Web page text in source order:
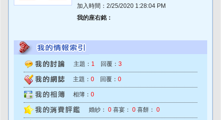
加入時間：2/25/2020 1:28:04 PM
我的座右銘：
主題： 1 回覆： 3
主題： 0 回覆： 0
相簿： 0
婚紗： 0 喜宴： 0 喜餅： 0